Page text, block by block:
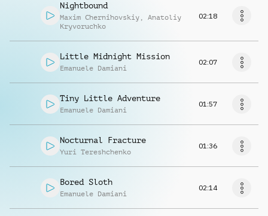
Nightbound
Maxim Chernihovskiy , Anatoliy
Kryvoruchko
02:18
Little Midnight Mission
Emanuele Damiani
02:07
Tiny Little Adventure
Emanuele Damiani
01:57
Nocturnal Fracture
Yuri Tereshchenko
01:36
Bored Sloth
Emanuele Damiani
02:14